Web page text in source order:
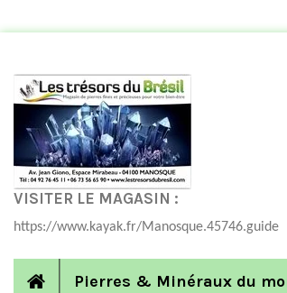
VISITER LE MAGASIN :
https://www.kayak.fr/Manosque.45746.guide
Pierres & Minéraux du